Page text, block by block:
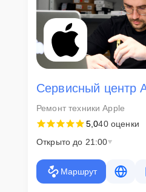
Сервисный центр
Ремонт техники Apple
5,040 оценки
Открыто до 21:00
Маршрут